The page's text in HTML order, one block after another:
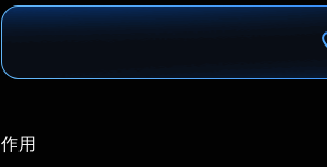
作用